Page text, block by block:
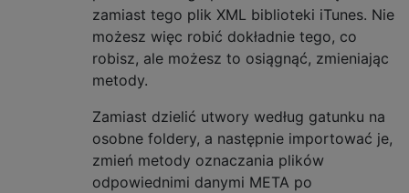
zamiast tego plik XML biblioteki iTunes. Nie
możesz więc robić dokładnie tego, co
robisz, ale możesz to osiągnąć, zmieniając
metody.
Zamiast dzielić utwory według gatunku na
osobne foldery, a następnie importować je,
zmień metody oznaczania plików
odpowiednimi danymi META po